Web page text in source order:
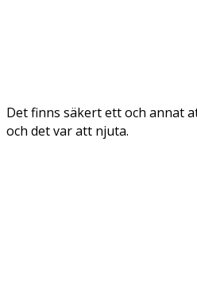
Det finns säkert ett och annat
och det var att njuta.